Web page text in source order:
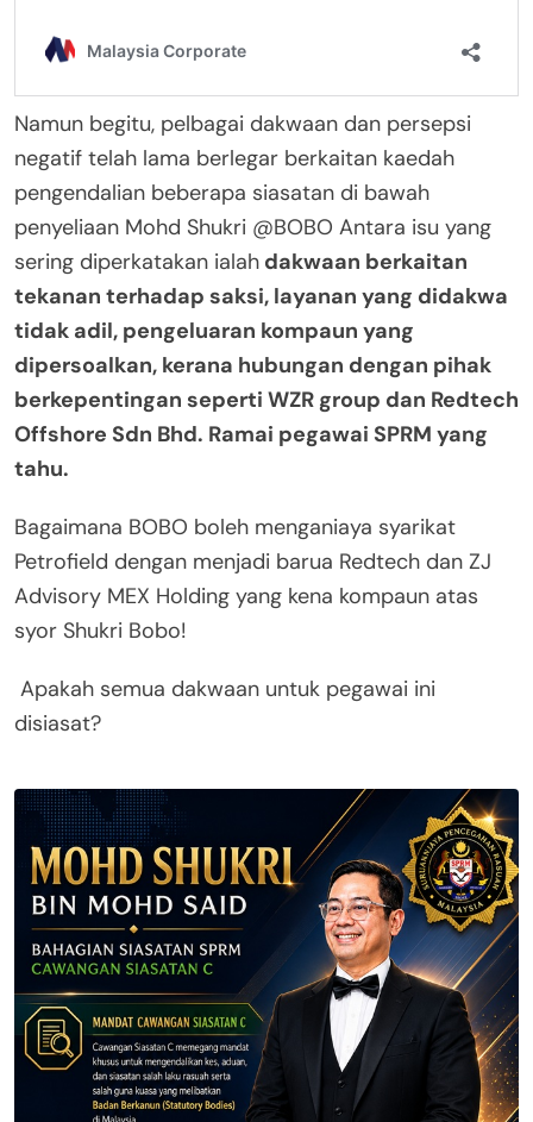
Namun begitu, pelbagai dakwaan dan persepsi
negatif telah lama berlegar berkaitan kaedah
pengendalian beberapa siasatan di bawah
penyeliaan Mohd Shukri @BOBO Antara isu yang
sering diperkatakan ialah dakwaan berkaitan
tekanan terhadap saksi, layanan yang didakwa
tidak adil, pengeluaran kompaun yang
dipersoalkan, kerana hubungan dengan pihak
berkepentingan seperti WZR group dan Redtech
Offshore Sdn Bhd. Ramai pegawai SPRM yang
tahu.
Bagaimana BOBO boleh menganiaya syarikat
Petrofield dengan menjadi barua Redtech dan ZJ
Advisory MEX Holding yang kena kompaun atas
syor Shukri Bobo!
Apakah semua dakwaan untuk pegawai ini
disiasat?